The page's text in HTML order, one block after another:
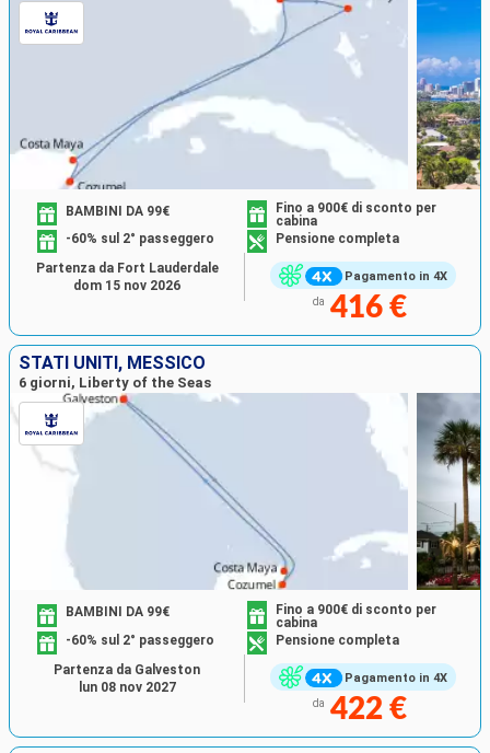
Pagamento in 4X
BAMBINI DA 99€
Fino a 900€ di sconto per
cabina
-60% sul 2° passeggero
Pensione completa
da 416 €
Partenza da Fort Lauderdale
dom 15 nov 2026
STATI UNITI, MESSICO
6 giorni, Liberty of the Seas
Pagamento in 4X
BAMBINI DA 99€
Fino a 900€ di sconto per
cabina
-60% sul 2° passeggero
Pensione completa
da 422 €
Partenza da Galveston
lun 08 nov 2027